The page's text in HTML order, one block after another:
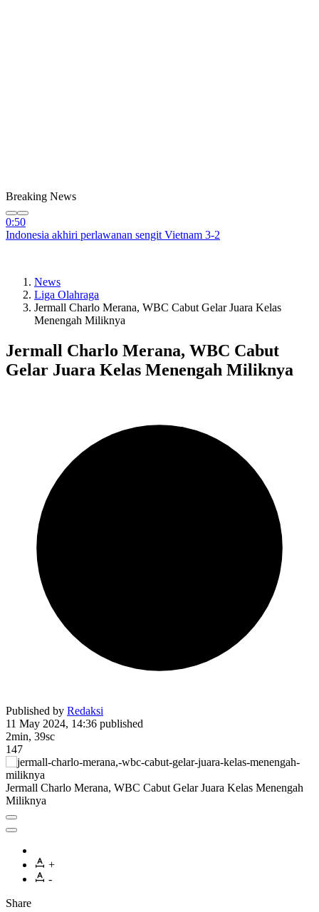
Breaking News
0:50
Indonesia akhiri perlawanan sengit Vietnam 3-2
Senayan sebelum jamu Chelsea
0:50
Pacu sampan tradisional Padang simpan sejarah dan semangat
kebersamaan
Moonton Games terapkan mekanisme “title defender” di MSC 2027
0:50
News
Liga Olahraga
Jermall Charlo Merana, WBC Cabut Gelar Juara Kelas
Menengah Miliknya
Jermall Charlo Merana, WBC Cabut
Gelar Juara Kelas Menengah Miliknya
Published by Redaksi
11 May 2024, 14:36 published
2min, 39sc
147
Jermall Charlo Merana, WBC Cabut Gelar Juara Kelas Menengah
Miliknya
+
-
Share